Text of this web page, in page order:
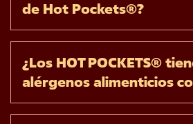
de Hot Pockets®?
¿Los HOT POCKETS®
alérgenos alimenticios